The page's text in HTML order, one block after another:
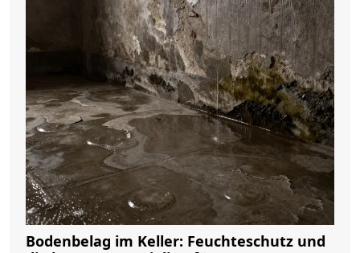
Bodenbelag im Keller: Feuchteschutz und